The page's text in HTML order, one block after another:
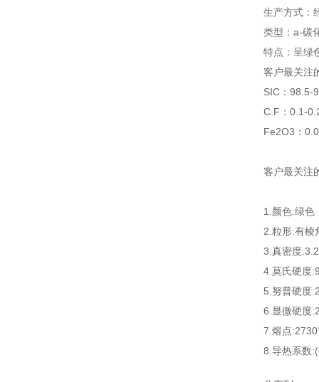
生产方式：
类型：a-碳
特点：呈绿
客户最关注
SIC：98.5-
C.F：0.1-
Fe2O3：
客户最关注
1.颜色:绿色
2.粒形:有棱
3.真密度
4.莫氏硬度
5.努普硬度
6.显微硬度
7.熔点
8.导热系数